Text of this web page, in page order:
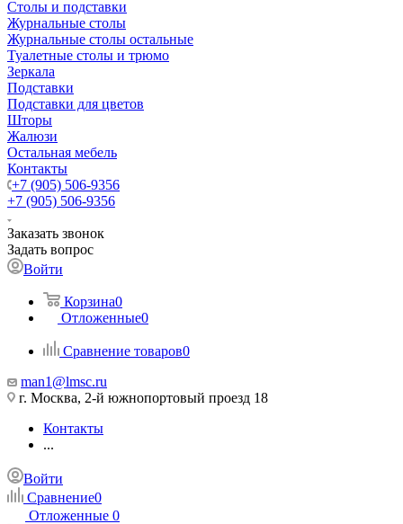
Столы и подставки
Журнальные столы
Журнальные столы остальные
Туалетные столы и трюмо
Зеркала
Подставки
Подставки для цветов
Шторы
Жалюзи
Остальная мебель
Контакты
+7 (905) 506-9356
+7 (905) 506-9356
Заказать звонок
Задать вопрос
Войти
Корзина0
Отложенные0
Сравнение товаров0
man1@lmsc.ru
г. Москва, 2-й южнопортовый проезд 18
Контакты
...
Войти
Сравнение0
Отложенные 0